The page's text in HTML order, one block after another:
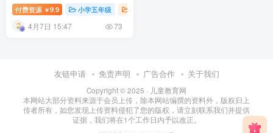
付费资源 ￥9.9 小学五年级
4月7日 15:47 73
友链申请 免责声明 广告合作 关于我们
Copyright © 2025 · 儿童教育网
本网站大部分资料来源于会员上传，除本网站编撰的资料外，版权归上
传者所有，如您发现上传资料侵犯了您的版权，请立刻联系我们并提供
证据，我们将在1个工作日内予以改正。